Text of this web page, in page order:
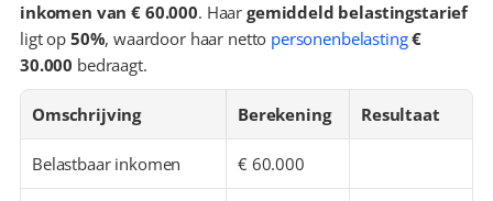
inkomen van € 60.000. Haar gemiddeld belastingstarief
ligt op 50%, waardoor haar netto personenbelasting€
30.000 bedraagt.
Omschrijving Berekening Resultaat
Belastbaar inkomen € 60.000